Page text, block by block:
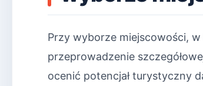
Przy wyborze miejscowości,
przeprowadzenie
ocenić potencjał turystyczny